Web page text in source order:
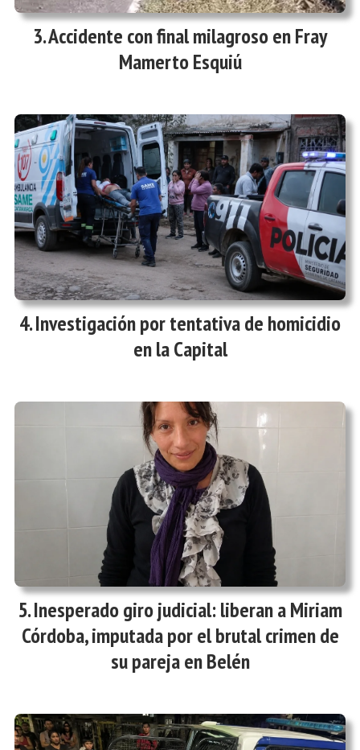
Accidente con final milagroso en Fray
Mamerto Esquiú
Investigación por tentativa de homicidio
en la Capital
Inesperado giro judicial: liberan a Miriam
Córdoba, imputada por el brutal crimen de
su pareja en Belén